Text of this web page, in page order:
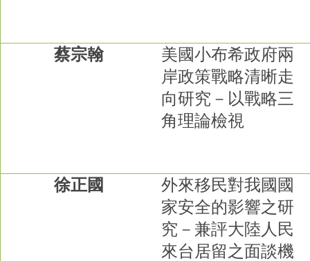
蔡宗翰
美國小布希政府兩
岸政策戰略清晰走
向研究－以戰略三
角理論檢視
徐正國
外來移民對我國國
家安全的影響之研
究－兼評大陸人民
來台居留之面談機